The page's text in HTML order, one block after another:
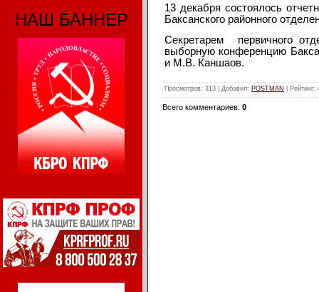
НАШ БАННЕР
13 декабря состоялось
Баксанского районного
Секретарем первичного
выборную конференцию
и М.В. Каншаов.
Просмотров: 313 | Добавил: POSTMAN Рейтинг:
Всего комментариев: 0